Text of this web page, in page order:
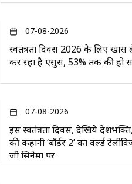
07-08-2026
स्वतंत्रता दिवस 2026 के लिए
कर रहा है एसुस, 53% तक की हो
07-08-2026
इस स्वतंत्रता दिवस, देखिये
की कहानी ‘बॉर्डर 2’ का वर्ल्ड
ज़ी सिनेमा पर